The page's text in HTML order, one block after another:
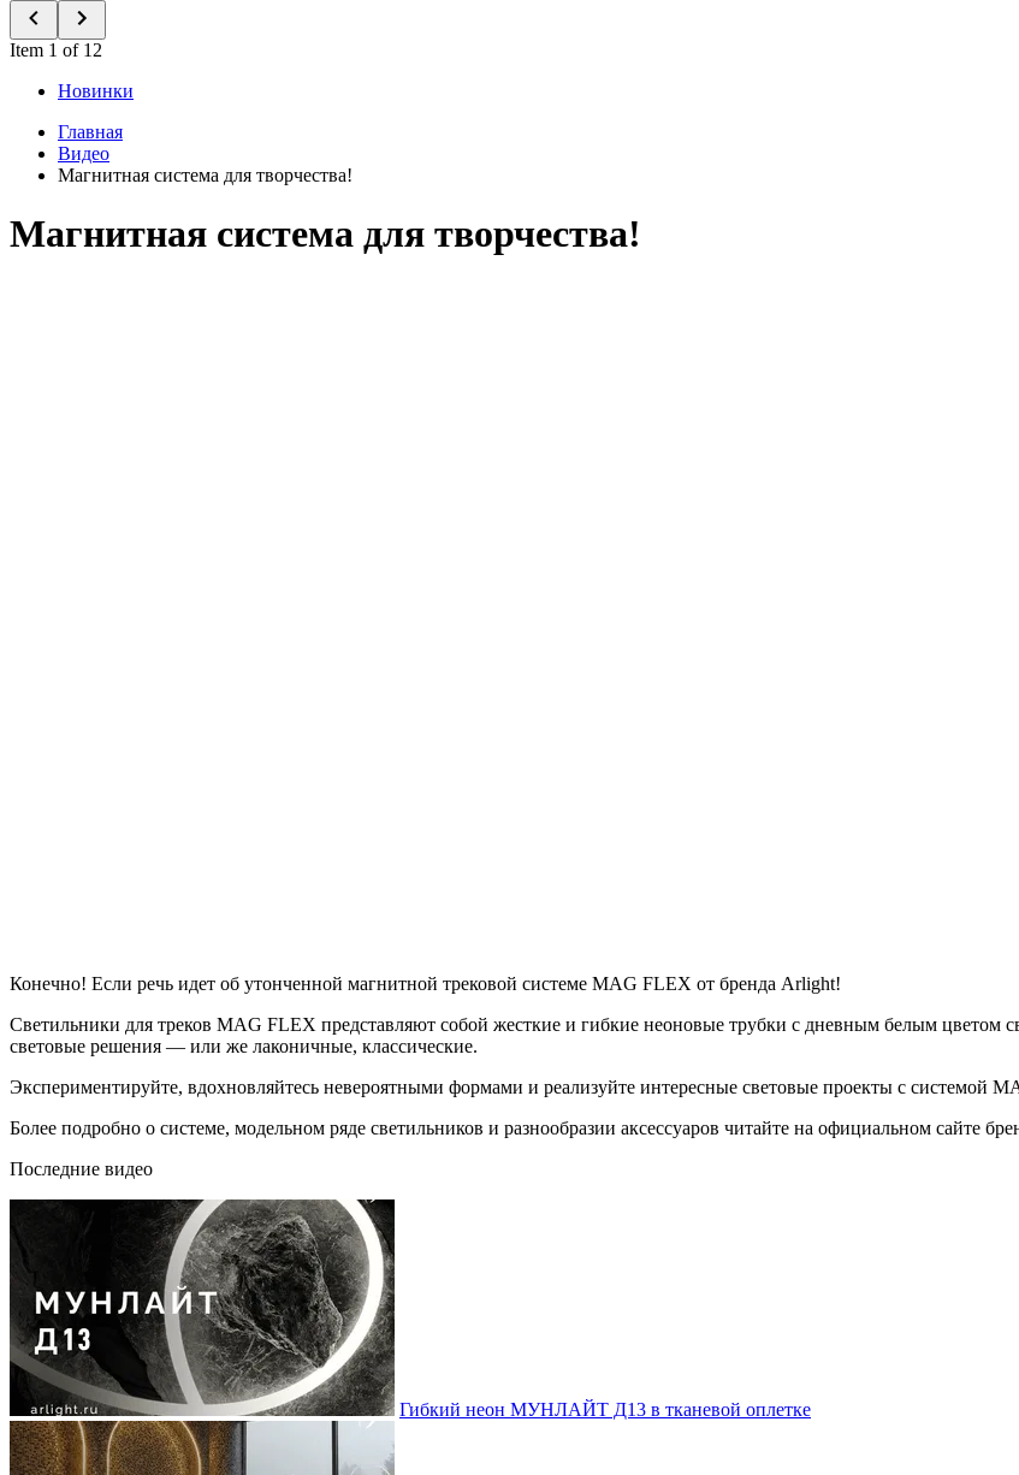
Item 1 of 12
Новинки
Главная
Видео
Магнитная система для творчества!
Магнитная система для творчества!
Конечно! Если речь идет об утонченной магнитной трековой системе MAG FLEX от бренда Arlight!
Светильники для треков MAG FLEX представляют собой жесткие и гибкие неоновые трубки с дневным белым цветом
световые решения — или же лаконичные, классические.
Экспериментируйте, вдохновляйтесь невероятными формами и реализуйте интересные световые проекты с системой
Более подробно о системе, модельном ряде светильников и разнообразии аксессуаров читайте на официальном сайте
Последние видео
Гибкий неон МУНЛАЙТ Д13 в тканевой оплетке